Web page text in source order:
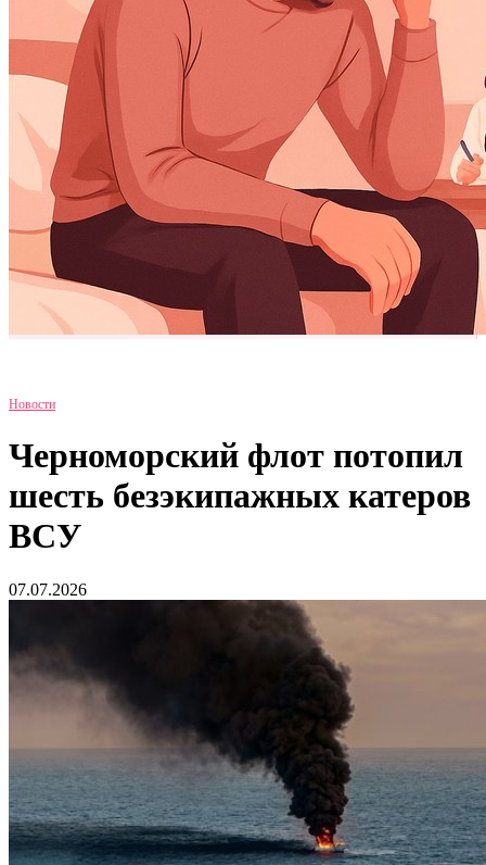
Новости
Черноморский флот потопил
шесть безэкипажных катеров
ВСУ
07.07.2026